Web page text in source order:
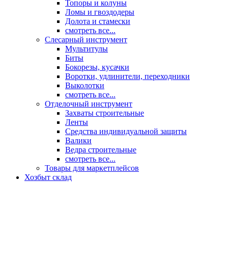
Топоры и колуны
Ломы и гвоздодеры
Долота и стамески
смотреть все...
Слесарный инструмент
Мультитулы
Биты
Бокорезы, кусачки
Воротки, удлинители, переходники
Выколотки
смотреть все...
Отделочный инструмент
Захваты строительные
Ленты
Средства индивидуальной защиты
Валики
Ведра строительные
смотреть все...
Товары для маркетплейсов
Хозбыт склад